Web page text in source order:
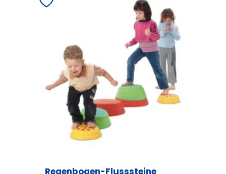
Regenbogen-Flusssteine